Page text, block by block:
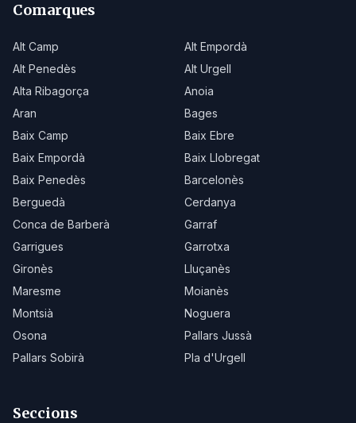
Comarques
Alt Camp
Alt Empordà
Alt Penedès
Alt Urgell
Alta Ribagorça
Anoia
Aran
Bages
Baix Camp
Baix Ebre
Baix Empordà
Baix Llobregat
Baix Penedès
Barcelonès
Berguedà
Cerdanya
Conca de Barberà
Garraf
Garrigues
Garrotxa
Gironès
Lluçanès
Maresme
Moianès
Montsià
Noguera
Osona
Pallars Jussà
Pallars Sobirà
Pla d'Urgell
Seccions